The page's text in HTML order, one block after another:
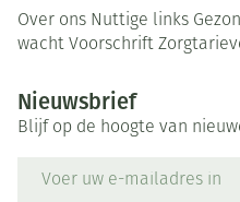
Over ons Nuttige links
wacht Voorschrift
Nieuwsbrief
Blijf op de hoogte van